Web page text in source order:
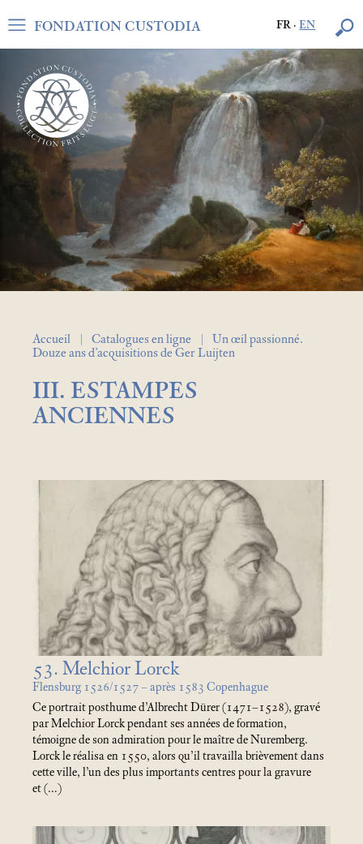
FR·EN
FONDATION CUSTODIA
Accueil Catalogues en ligne
Un œil passionné.
Douze ans d’acquisitions de Ger Luijten
III. ESTAMPES
ANCIENNES
53. Melchior Lorck
Flensburg 1526/1527 – après 1583 Copenhague
Ce portrait posthume d’Albrecht Dürer (1471–1528), gravé
par Melchior Lorck pendant ses années de formation,
témoigne de son admiration pour le maître de Nuremberg.
Lorck le réalisa en 1550, alors qu’il travailla brièvement dans
cette ville, l’un des plus importants centres pour la gravure
et (…)